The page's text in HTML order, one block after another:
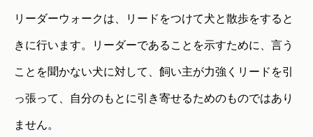
リーダーウォークは、リードをつけて犬と散歩をすると
きに行います。リーダーであることを示すために、言う
ことを聞かない犬に対して、飼い主が力強くリードを引
っ張って、自分のもとに引き寄せるためのものではあり
ません。